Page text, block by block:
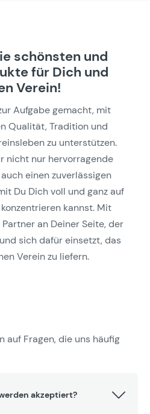
schönsten und
für Dich und
Verein!
Aufgabe gemacht, mit
Qualität, Tradition und
zu unterstützen.
nicht nur hervorragende
einen zuverlässigen
Du Dich voll und ganz auf
kannst. Mit
an Deiner Seite, der
sich dafür einsetzt, das
Verein zu liefern.
auf Fragen, die uns häufig
akzeptiert?